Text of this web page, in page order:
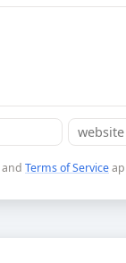
and Terms of Service